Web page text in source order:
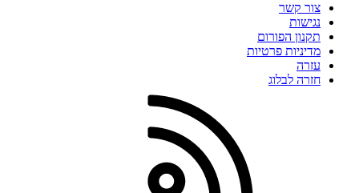
צור קשר
נגישות
תקנון הפורום
מדיניות פרטיות
עזרה
חזרה לבלוג